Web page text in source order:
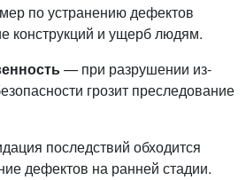
по устранению дефектов
конструкций и ущерб людям.
— при разрушении из-
грозит преследование
последствий обходится
дефектов на ранней стадии.